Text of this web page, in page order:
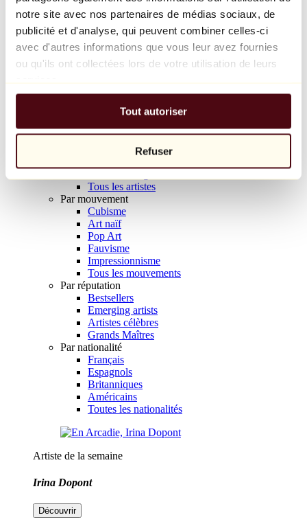
notre site avec nos partenaires de médias sociaux, de
publicité et d'analyse, qui peuvent combiner celles-ci
avec d'autres informations que vous leur avez fournies
ou qu'ils ont collectées lors de votre utilisation de leurs
Tout autoriser
Refuser
Balloon Dog (Orange)
Jeff Koons
10 000 €
Parcourir
Tous les sculpteurs
Tous les photographes
Tous les artistes
Par mouvement
Cubisme
Art naïf
Pop Art
Fauvisme
Impressionnisme
Tous les mouvements
Par réputation
Bestsellers
Emerging artists
Artistes célèbres
Grands Maîtres
Par nationalité
Français
Espagnols
Britanniques
Américains
Toutes les nationalités
Artiste de la semaine
Irina Dopont
Découvrir